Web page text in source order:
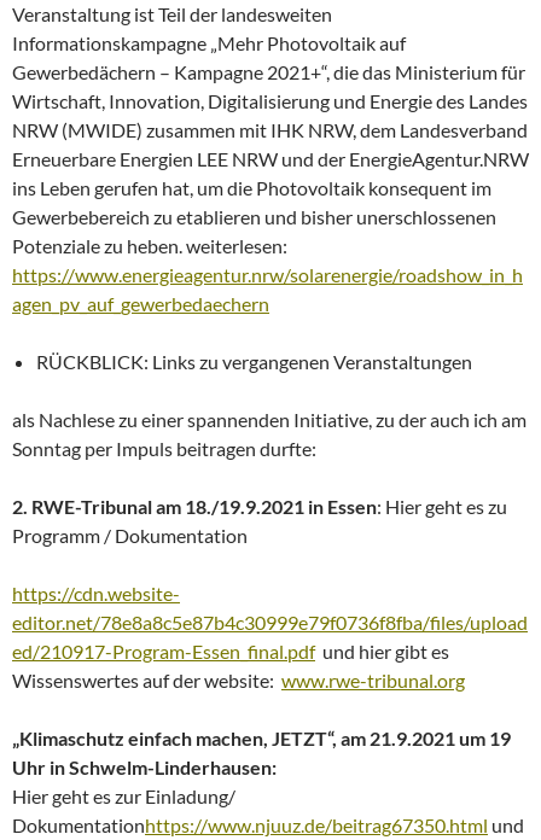
Veranstaltung ist Teil der landesweiten
Informationskampagne „Mehr Photovoltaik auf
Gewerbedächern – Kampagne 2021+“, die das Ministerium für
Wirtschaft, Innovation, Digitalisierung und Energie des Landes
NRW (MWIDE) zusammen mit IHK NRW, dem Landesverband
Erneuerbare Energien LEE NRW und der EnergieAgentur.NRW
ins Leben gerufen hat, um die Photovoltaik konsequent im
Gewerbebereich zu etablieren und bisher unerschlossenen
Potenziale zu heben. weiterlesen:
https://www.energieagentur.nrw/solarenergie/roadshow_in_h
agen_pv_auf_gewerbedaechern
RÜCKBLICK: Links zu vergangenen Veranstaltungen
als Nachlese zu einer spannenden Initiative, zu der auch ich am
Sonntag per Impuls beitragen durfte:
2. RWE-Tribunal am 18./19.9.2021 in Essen: Hier geht es zu
Programm / Dokumentation
https://cdn.website-
editor.net/78e8a8c5e87b4c30999e79f0736f8fba/files/upload
ed/210917-Program-Essen_final.pdfund hier gibt es
Wissenswertes auf der website: www.rwe-tribunal.org
„Klimaschutz einfach machen, JETZT“, am 21.9.2021 um 19
Uhr in Schwelm-Linderhausen:
Hier geht es zur Einladung/
Dokumentationhttps://www.njuuz.de/beitrag67350.html und